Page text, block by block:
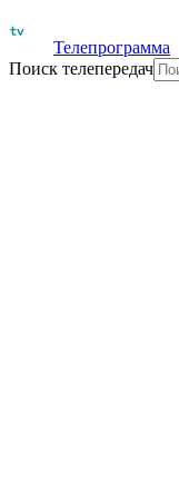
Телепрограмма
Поиск телепередач